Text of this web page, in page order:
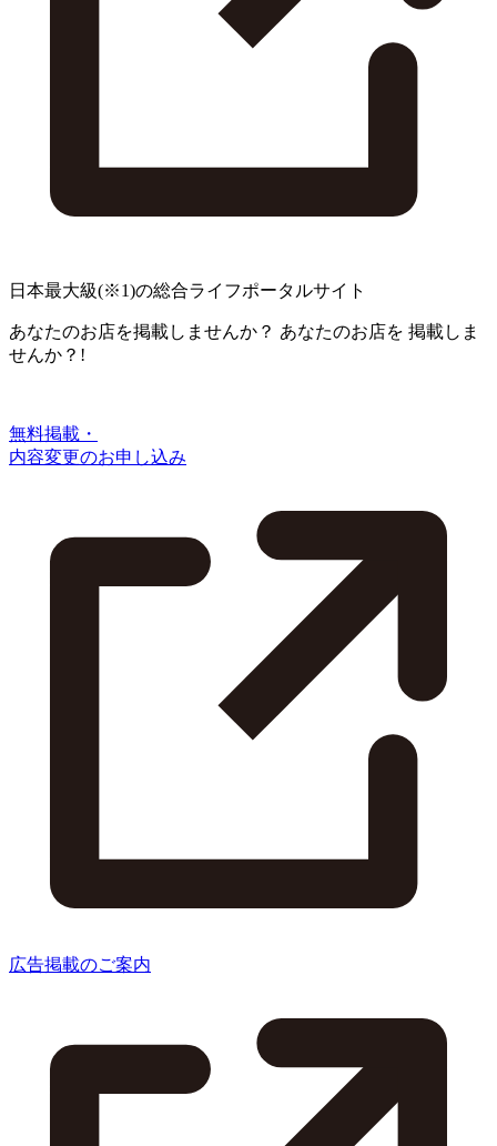
日本最大級(※1)の総合ライフポータルサイト
あなたのお店を掲載しませんか？ あなたのお店を 掲載しま
せんか？!
無料掲載・
内容変更のお申し込み
広告掲載のご案内